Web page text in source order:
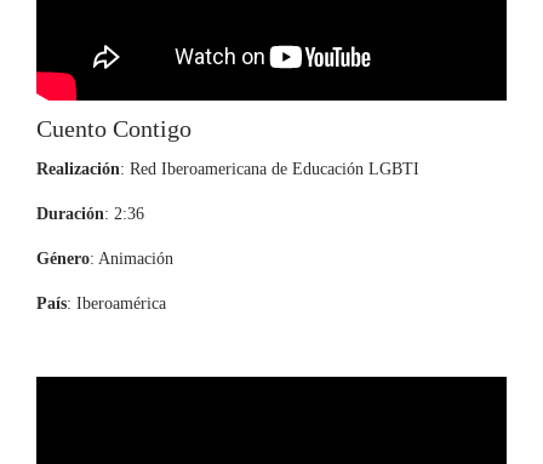
Cuento Contigo
Realización: Red Iberoamericana de Educación LGBTI
Duración: 2:36
Género: Animación
País: Iberoamérica